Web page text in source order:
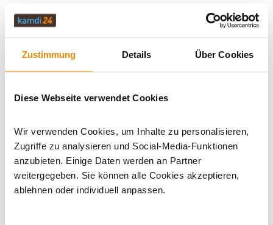
Zustimmung Details Über Cookies
Diese Webseite verwendet Cookies
Wir verwenden Cookies, um Inhalte zu personalisieren,
Zugriffe zu analysieren und Social-Media-Funktionen
anzubieten. Einige Daten werden an Partner
weitergegeben. Sie können alle Cookies akzeptieren,
ablehnen oder individuell anpassen.
BEWERTUNGEN (0)
Dieses Produkt finden Sie unter:
Kaminöfen in schwarz
Kaminofen 150 mm Anschluss
Kaminofen 150 mm
Kaminofen Anschluss hinten